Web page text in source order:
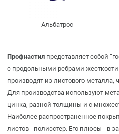
Альбатрос
Профнастил представляет собой
с продольными ребрами
производят из листового металла,
Для производства используют
цинка, разной толщины и с
Наиболее распространенное
листов - полиэстер. Его плюсы - в